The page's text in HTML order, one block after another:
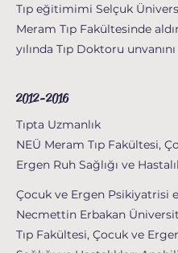
Tıp eğitimimi Selçuk
Meram Tıp Fakültesinde
yılında Tıp Doktoru
2012-2016
Tıpta Uzmanlık
NEÜ Meram Tıp Fakültesi,
Ergen Ruh Sağlığı ve
Çocuk ve Ergen Psikiyatrisi
Necmettin Erbakan
Tıp Fakültesi, Çocuk ve